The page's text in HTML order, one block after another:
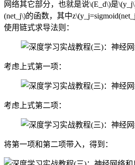
网络其它部分，也就是说\(E_d\)是
(net_j\)的函数，其中
使用链式求导法则：
考虑上式第一项：
考虑上式第二项：
将第一项和第二项带入，得到：